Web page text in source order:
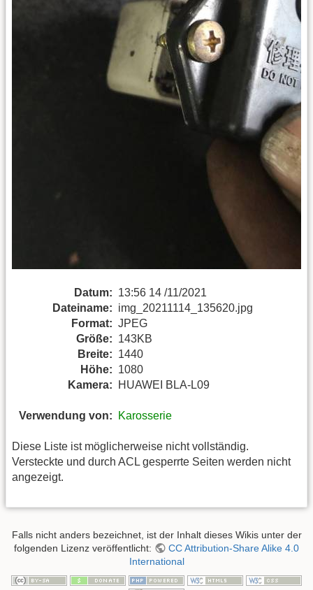
Datum: 13:56 14 /11/2021
Dateiname: img_20211114_135620.jpg
Format: JPEG
Größe: 143KB
Breite: 1440
Höhe: 1080
Kamera:
HUAWEI BLA-L09
Verwendung von: Karosserie
Diese Liste ist möglicherweise nicht vollständig.
Versteckte und durch ACL gesperrte Seiten werden nicht
angezeigt.
Falls nicht anders bezeichnet, ist der Inhalt dieses Wikis unter der
folgenden Lizenz veröffentlicht:
CC Attribution-Share Alike 4.0
International